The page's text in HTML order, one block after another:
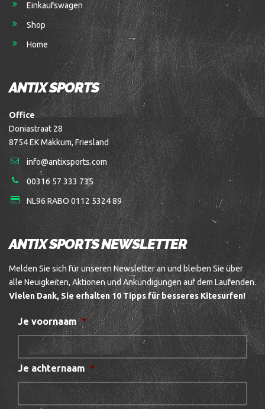
Einkaufswagen
Shop
Home
ANTIX SPORTS
Office
Doniastraat 28
8754 EK Makkum, Friesland
info@antixsports.com
00316 57 333 735
NL96 RABO 0112 5324 89
ANTIX SPORTS NEWSLETTER
Melden Sie sich für unseren Newsletter an und bleiben Sie über
alle Neuigkeiten, Aktionen und Ankündigungen auf dem Laufenden.
Vielen Dank, Sie erhalten 10 Tipps für besseres Kitesurfen!
Je voornaam *
Je achternaam *